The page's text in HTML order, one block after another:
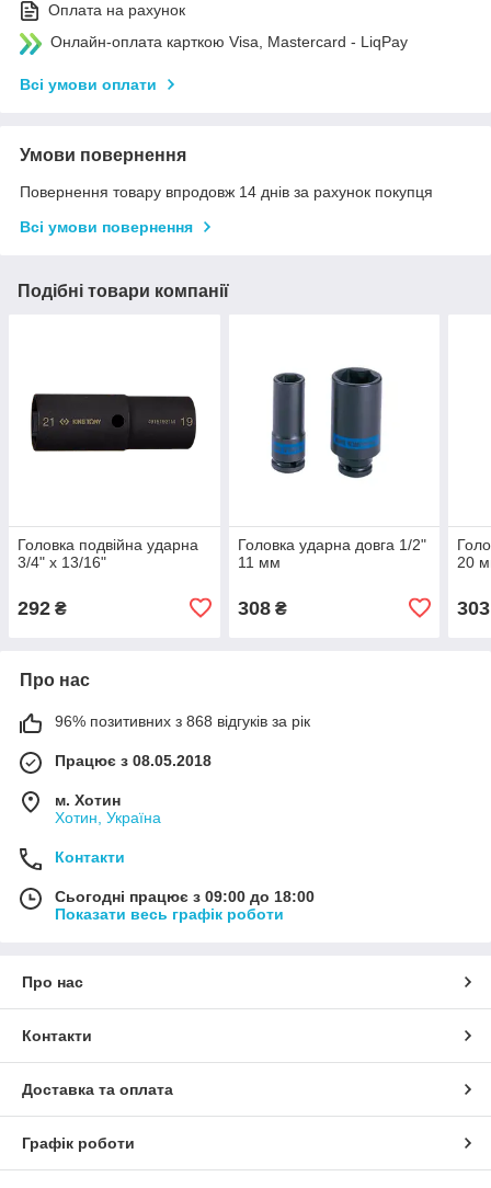
Оплата на рахунок
Онлайн-оплата карткою Visa, Mastercard - LiqPay
Всі умови оплати
Умови повернення
Повернення товару впродовж 14 днів за рахунок покупця
Всі умови повернення
Подібні товари компанії
Головка подвійна ударна
3/4" x 13/16"
292 ₴
Головка ударна довга 1/2"
11 мм
308₴
20
303
Про нас
96% позитивних з 868 відгуків за рік
Працює з 08.05.2018
м. Хотин
Хотин, Україна
Контакти
Сьогодні працює з 09:00 до 18:00
Показати весь графік роботи
Про нас
Контакти
Доставка та оплата
Графік роботи